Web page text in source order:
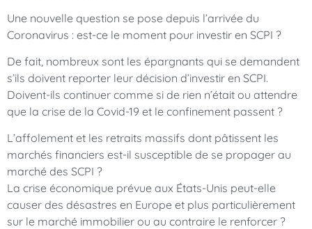
Une nouvelle question se pose depuis l’arrivée du
Coronavirus : est-ce le moment pour investir en SCPI ?
De fait, nombreux sont les épargnants qui se demandent
s’ils doivent reporter leur décision d’investir en SCPI.
Doivent-ils continuer comme si de rien n’était ou attendre
que la crise de la Covid-19 et le confinement passent ?
L’affolement et les retraits massifs dont pâtissent les
marchés financiers est-il susceptible de se propager au
marché des SCPI ?
La crise économique prévue aux États-Unis peut-elle
causer des désastres en Europe et plus particulièrement
sur le marché immobilier ou au contraire le renforcer ?